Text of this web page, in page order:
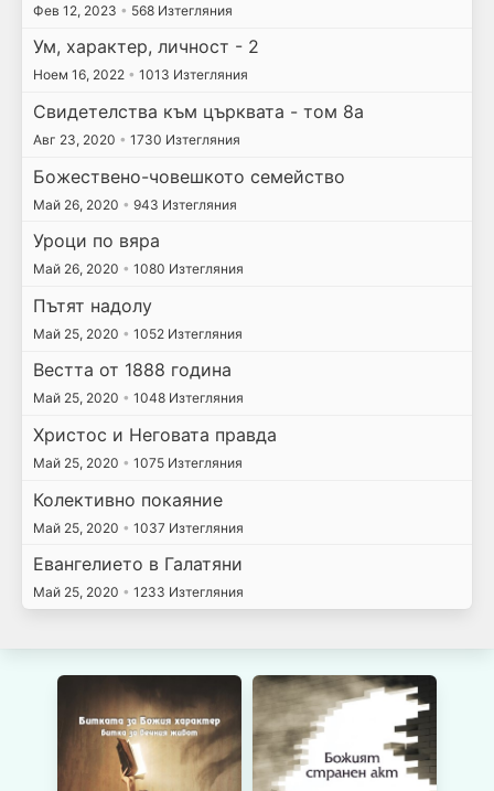
Фев 12, 2023 • 568 Изтегляния
Ум, характер, личност - 2
Ноем 16, 2022 • 1013 Изтегляния
Свидетелства към църквата - том 8а
Авг 23, 2020 • 1730 Изтегляния
Божествено-човешкото семейство
Май 26, 2020 • 943 Изтегляния
Уроци по вяра
Май 26, 2020 • 1080 Изтегляния
Пътят надолу
Май 25, 2020 • 1052 Изтегляния
Вестта от 1888 година
Май 25, 2020 • 1048 Изтегляния
Христос и Неговата правда
Май 25, 2020 • 1075 Изтегляния
Колективно покаяние
Май 25, 2020 • 1037 Изтегляния
Евангелието в Галатяни
Май 25, 2020 • 1233 Изтегляния